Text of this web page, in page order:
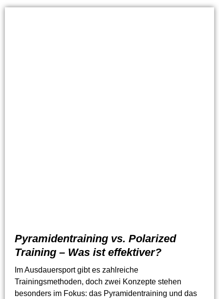
Pyramidentraining vs. Polarized
Training – Was ist effektiver?
Im Ausdauersport gibt es zahlreiche
Trainingsmethoden, doch zwei Konzepte stehen
besonders im Fokus: das Pyramidentraining und das